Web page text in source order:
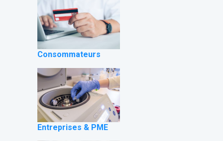
Consommateurs
Entreprises & PME